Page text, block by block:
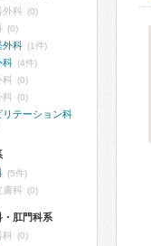
外科 (0)
(0)
外科 (1件)
科 (4件)
科 (0)
科 (0)
リテーション科
(5件)
膚科 (0)
・肛門科系
科 (0)